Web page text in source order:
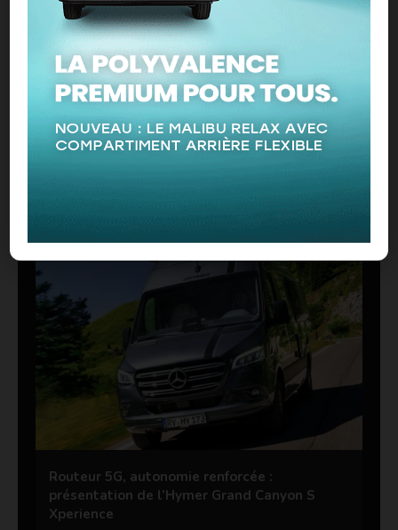
À LIRE ABSOLUMENT
Routeur 5G, autonomie renforcée :
présentation de l’Hymer Grand Canyon S
Xperience